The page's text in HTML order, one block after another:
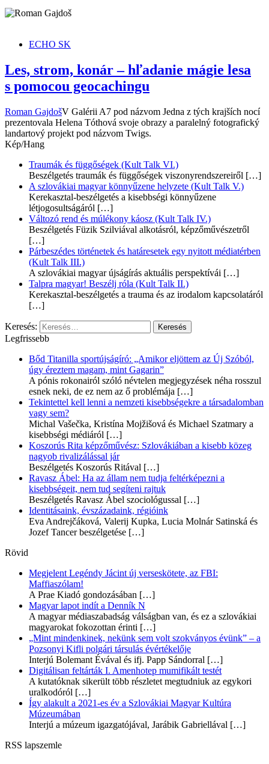
ECHO SK
Les, strom, konár – hľadanie mágie lesa
s pomocou geocachingu
Roman GajdošV Galérii A7 pod názvom Jedna z tých krajších nocí
prezentovala Helena Tóthová svoje obrazy a paralelný fotografický
landartový projekt pod názvom Twigs.
Kép/Hang
Traumák és függőségek (Kult Talk VI.)
Beszélgetés traumák és függőségek viszonyrendszereiről […]
A szlovákiai magyar könnyűzene helyzete (Kult Talk V.)
Kerekasztal-beszélgetés a kisebbségi könnyűzene
létjogosultságáról […]
Változó rend és múlékony káosz (Kult Talk IV.)
Beszélgetés Füzik Szilviával alkotásról, képzőművészetről
[…]
Párbeszédes történetek és határesetek egy nyitott médiatérben
(Kult Talk III.)
A szlovákiai magyar újságírás aktuális perspektívái […]
Talpra magyar! Beszélj róla (Kult Talk II.)
Kerekasztal-beszélgetés a trauma és az irodalom kapcsolatáról
[…]
Keresés:
Legfrissebb
Bőd Titanilla sportújságíró: „Amikor eljöttem az Új Szóból,
úgy éreztem magam, mint Gagarin”
A pónis rokonairól szóló névtelen megjegyzések néha rosszul
esnek neki, de ez nem az ő problémája […]
Tekintettel kell lenni a nemzeti kisebbségekre a társadalomban
vagy sem?
Michal Vašečka, Kristína Mojžišová és Michael Szatmary a
kisebbségi médiáról […]
Koszorús Rita képzőművész: Szlovákiában a kisebb közeg
nagyob rivalizálással jár
Beszélgetés Koszorús Ritával […]
Ravasz Ábel: Ha az állam nem tudja feltérképezni a
kisebbségeit, nem tud segíteni rajtuk
Beszélgetés Ravasz Ábel szociológussal […]
Identitásaink, évszázadaink, régióink
Eva Andrejčáková, Valerij Kupka, Lucia Molnár Satinská és
Jozef Tancer beszélgetése […]
Rövid
Megjelent Legéndy Jácint új verseskötete, az FBI:
Maffiaszólam!
A Prae Kiadó gondozásában […]
Magyar lapot indít a Denník N
A magyar médiaszabadság válságban van, és ez a szlovákiai
magyarokat fokozottan érinti […]
„Mint mindenkinek, nekünk sem volt szokványos évünk” – a
Pozsonyi Kifli polgári társulás évértékelője
Interjú Bolemant Évával és ifj. Papp Sándorral […]
Digitálisan feltárták I. Amenhotep mumifikált testét
A kutatóknak sikerült több részletet megtudniuk az egykori
uralkodóról […]
Így alakult a 2021-es év a Szlovákiai Magyar Kultúra
Múzeumában
Interjú a múzeum igazgatójával, Jarábik Gabriellával […]
RSS lapszemle